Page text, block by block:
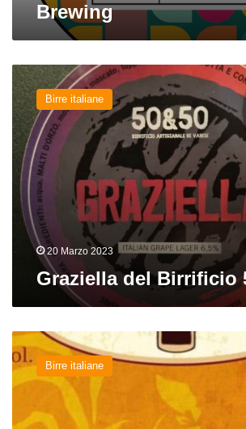
Brewing
Graziella
del
Birrificio
50&50
Birre italiane
20 Marzo 2023
Graziella del Birrificio
Road
To
Vallonia
Di
Birre italiane